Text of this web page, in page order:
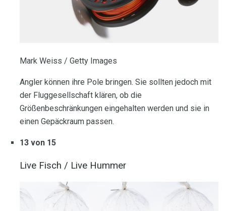
Mark Weiss / Getty Images
Angler können ihre Pole bringen. Sie sollten jedoch mit
der Fluggesellschaft klären, ob die
Größenbeschränkungen eingehalten werden und sie in
einen Gepäckraum passen.
13 von 15
Live Fisch / Live Hummer